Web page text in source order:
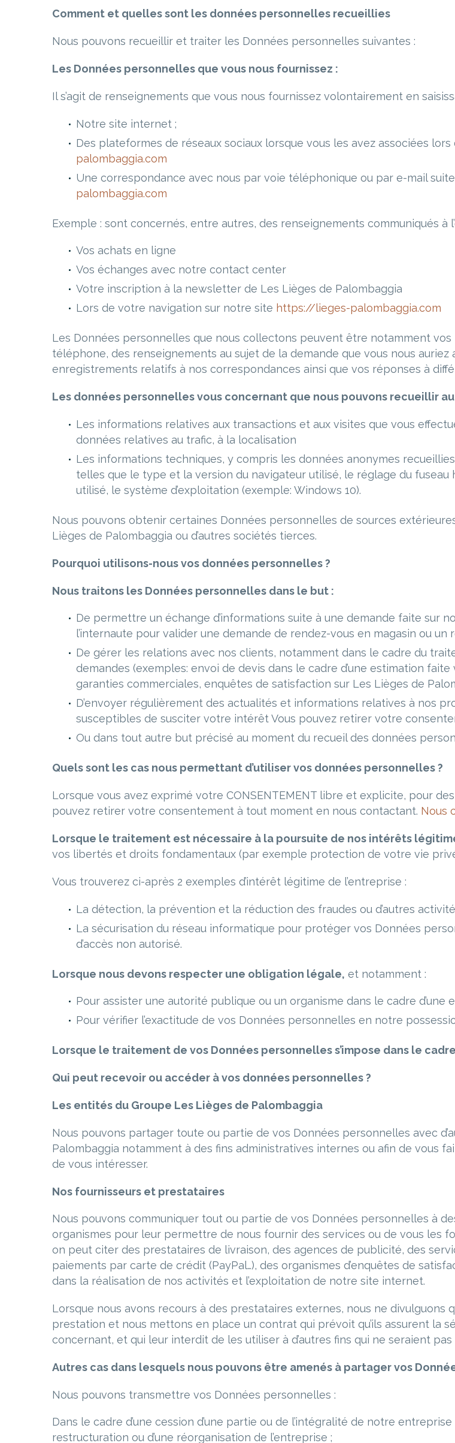
Comment et quelles sont les données personnelles recueillies
Nous pouvons recueillir et traiter les Données personnelles suivantes :
Les Données personnelles que vous nous fournissez :
Il s’agit de renseignements que vous nous fournissez volontairement en
Notre site internet ;
Des plateformes de réseaux sociaux lorsque vous les avez associées
palombaggia.com
Une correspondance avec nous par voie téléphonique ou par e-mail
palombaggia.com
Exemple : sont concernés, entre autres, des renseignements communiqués à
Vos achats en ligne
Vos échanges avec notre contact center
Votre inscription à la newsletter de Les Lièges de Palombaggia
Lors de votre navigation sur notre site https://lieges-palombaggia.com
Les Données personnelles que nous collectons peuvent être notamment
téléphone, des renseignements au sujet de la demande que vous nous
enregistrements relatifs à nos correspondances ainsi que vos réponses à
Les données personnelles vous concernant que nous pouvons recueillir
Les informations relatives aux transactions et aux visites que vous
données relatives au trafic, à la localisation
Les informations techniques, y compris les données anonymes
telles que le type et la version du navigateur utilisé, le réglage du
utilisé, le système d’exploitation (exemple: Windows 10).
Nous pouvons obtenir certaines Données personnelles de sources
Lièges de Palombaggia ou d’autres sociétés tierces.
Pourquoi utilisons-nous vos données personnelles ?
Nous traitons les Données personnelles dans le but :
De permettre un échange d’informations suite à une demande faite sur
l’internaute pour valider une demande de rendez-vous en magasin ou un
De gérer les relations avec nos clients, notamment dans le cadre du
demandes (exemples: envoi de devis dans le cadre d’une estimation
garanties commerciales, enquêtes de satisfaction sur Les Lièges de
D’envoyer régulièrement des actualités et informations relatives à nos
susceptibles de susciter votre intérêt Vous pouvez retirer votre
Ou dans tout autre but précisé au moment du recueil des données
Quels sont les cas nous permettant d’utiliser vos données personnelles ?
Lorsque vous avez exprimé votre CONSENTEMENT libre et explicite, pour
pouvez retirer votre consentement à tout moment en nous contactant. Nous
Lorsque le traitement est nécessaire à la poursuite de nos intérêts
vos libertés et droits fondamentaux (par exemple protection de votre vie
Vous trouverez ci-après 2 exemples d’intérêt légitime de l’entreprise :
La détection, la prévention et la réduction des fraudes ou d’autres
La sécurisation du réseau informatique pour protéger vos Données
d’accès non autorisé.
Lorsque nous devons respecter une obligation légale, et notamment :
Pour assister une autorité publique ou un organisme dans le cadre d’une
Pour vérifier l’exactitude de vos Données personnelles en notre
Lorsque le traitement de vos Données personnelles s’impose dans le cadre
Qui peut recevoir ou accéder àvos données personnelles ?
Les entités du Groupe Les Lièges de Palombaggia
Nous pouvons partager toute ou partie de vos Données personnelles avec
Palombaggia notamment à des fins administratives internes ou afin de vous
de vous intéresser.
Nos fournisseurs et prestataires
Nous pouvons communiquer tout ou partie de vos Données personnelles à
organismes pour leur permettre de nous fournir des services ou de vous les
on peut citer des prestataires de livraison, des agences de publicité, des
paiements par carte de crédit (PayPal…), des organismes d’enquêtes de
dans la réalisation de nos activités et l’exploitation de notre site internet.
Lorsque nous avons recours à des prestataires externes, nous ne divulguons
prestation et nous mettons en place un contrat qui prévoit qu’ils assurent la
concernant, et qui leur interdit de les utiliser à d’autres fins qui ne seraient
Autres cas dans lesquels nous pouvons être amenés à partager vos
Nous pouvons transmettre vos Données personnelles :
Dans le cadre d’une cession d’une partie ou de l’intégralité de notre
restructuration ou d’une réorganisation de l’entreprise ;